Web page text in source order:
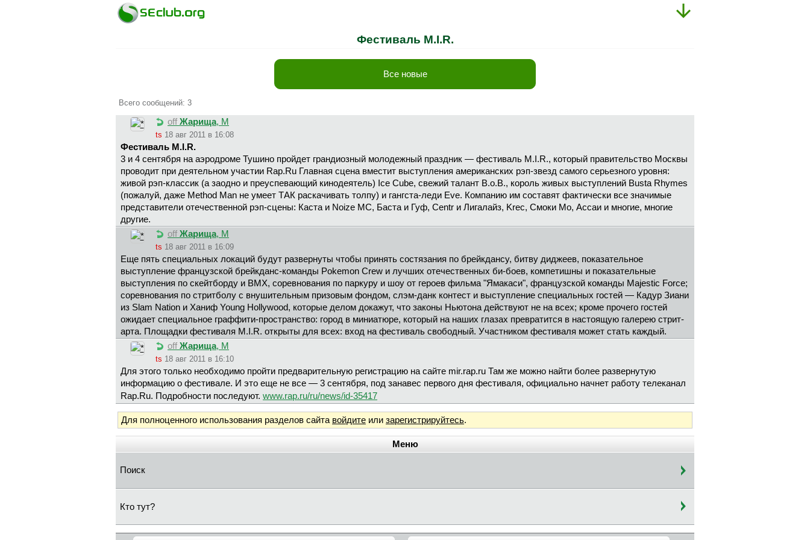
Фестиваль M.I.R.
Все новые
Всего сообщений: 3
off Жapищa, М
ts 18 авг 2011 в 16:08
Фестиваль M.I.R.
3 и 4 сентября на аэродроме Тушино пройдет грандиозный молодежный праздник — фестиваль M.I.R., который правительство Москвы
проводит при деятельном участии Rap.Ru Главная сцена вместит выступления американских рэп-звезд самого серьезного уровня:
живой рэп-классик (а заодно и преуспевающий кинодеятель) Ice Cube, свежий талант B.o.B., король живых выступлений Busta Rhymes
(пожалуй, даже Method Man не умеет ТАК раскачивать толпу) и гангста-леди Eve. Компанию им составят фактически все значимые
представители отечественной рэп-сцены: Каста и Noize MC, Баста и Гуф, Centr и Лигалайз, Krec, Смоки Мо, Ассаи и многие, многие
другие.
off Жapищa, М
ts 18 авг 2011 в 16:09
Еще пять специальных локаций будут развернуты чтобы принять состязания по брейкдансу, битву диджеев, показательное
выступление французской брейкданс-команды Pokemon Crew и лучших отечественных би-боев, компетишны и показательные
выступления по скейтборду и BMX, соревнования по паркуру и шоу от героев фильма "Ямакаси", французской команды Majestic Force;
соревнования по стритболу с внушительным призовым фондом, слэм-данк контест и выступление специальных гостей — Кадур Зиани
из Slam Nation и Ханиф Young Hollywood, которые делом докажут, что законы Ньютона действуют не на всех; кроме прочего гостей
ожидает специальное граффити-пространство: город в миниатюре, который на наших глазах превратится в настоящую галерею стрит-
арта. Площадки фестиваля M.I.R. открыты для всех: вход на фестиваль свободный. Участником фестиваля может стать каждый.
off Жapищa, М
ts 18 авг 2011 в 16:10
Для этого только необходимо пройти предварительную регистрацию на сайте mir.rap.ru Там же можно найти более развернутую
информацию о фестивале. И это еще не все — 3 сентября, под занавес первого дня фестиваля, официально начнет работу телеканал
Rap.Ru. Подробности последуют. www.rap.ru/ru/news/id-35417
Для полноценного использования разделов сайта войдите или зарегистрируйтесь.
Меню
Поиск
Кто тут?